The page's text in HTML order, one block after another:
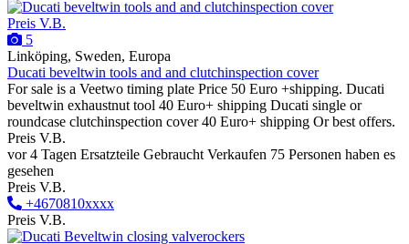
Preis V.B.
5
Linköping, Sweden, Europa
Ducati beveltwin tools and and clutchinspection cover
For sale is a Veetwo timing plate Price 50 Euro +shipping. Ducati
beveltwin exhaustnut tool 40 Euro+ shipping Ducati single or
roundcase clutchinspection cover 40 Euro+ shipping Or best offers.
Preis V.B.
vor 4 Tagen Ersatzteile Gebraucht Verkaufen 75 Personen haben es
gesehen
Preis V.B.
+4670810xxxx
Preis V.B.